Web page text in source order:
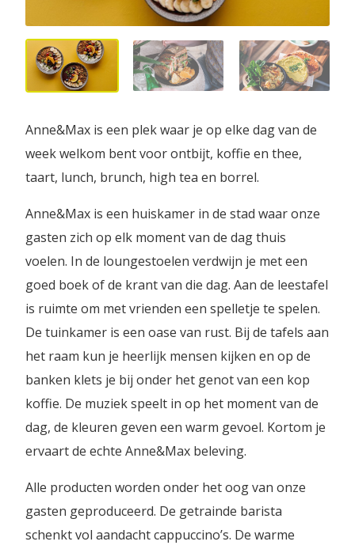
Anne&Max is een plek waar je op elke dag van de
week welkom bent voor ontbijt, koffie en thee,
taart, lunch, brunch, high tea en borrel.
Anne&Max is een huiskamer in de stad waar onze
gasten zich op elk moment van de dag thuis
voelen. In de loungestoelen verdwijn je met een
goed boek of de krant van die dag. Aan de leestafel
is ruimte om met vrienden een spelletje te spelen.
De tuinkamer is een oase van rust. Bij de tafels aan
het raam kun je heerlijk mensen kijken en op de
banken klets je bij onder het genot van een kop
koffie. De muziek speelt in op het moment van de
dag, de kleuren geven een warm gevoel. Kortom je
ervaart de echte Anne&Max beleving.
Alle producten worden onder het oog van onze
gasten geproduceerd. De getrainde barista
schenkt vol aandacht cappuccino’s. De warme